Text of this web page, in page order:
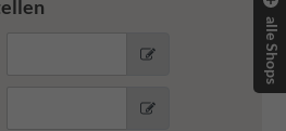
alle Shops